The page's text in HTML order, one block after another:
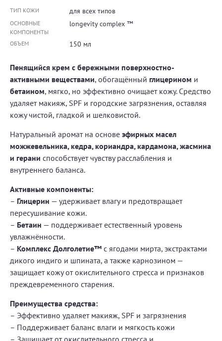
ТИП КОЖИ для всех типов
ОСНОВНЫЕ
КОМПОНЕНТЫ
longevity complex ™
ОБЪЕМ 150 мл
Пенящийся крем с бережными поверхностно-
активными веществами, обогащённый глицерином и
бетаином, мягко, но эффективно очищает кожу. Средство
удаляет макияж, SPF и городские загрязнения, оставляя
кожу чистой, гладкой и шелковистой.
Натуральный аромат на основе эфирных масел
можжевельника, кедра, кориандра, кардамона, жасмина
и герани способствует чувству расслабления и
внутреннего баланса.
Активные компоненты:
– Глицерин — удерживает влагу и предотвращает
пересушивание кожи.
– Бетаин — поддерживает естественный уровень
увлажнённости.
– Комплекс Долголетие™ с ягодами мирта, экстрактами
дикого индиго и шпината, а также карнозином —
защищает кожу от окислительного стресса и признаков
преждевременного старения.
Преимущества средства:
– Эффективно удаляет макияж, SPF и загрязнения
– Поддерживает баланс влаги и мягкость кожи
– Защищает от окислительного стресса и